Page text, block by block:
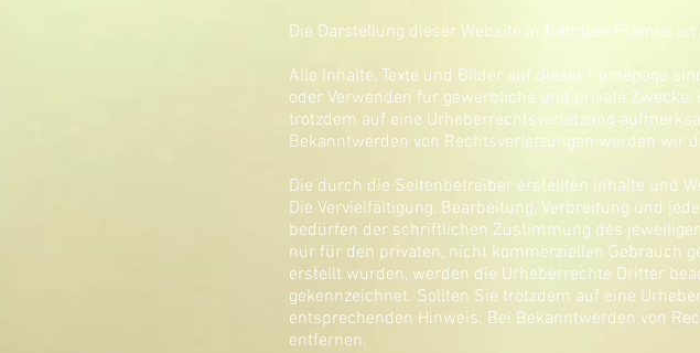
Die Darstellung dieser Website in fremden Frames
Alle Inhalte, Texte und Bilder auf dieser Homepage
oder Verwenden für gewerbliche und private
trotzdem auf eine Urheberrechtsverletzung
Bekanntwerden von Rechtsverletzungen werden wir
Die durch die Seitenbetreiber erstellten Inhalte und
Die Vervielfältigung, Bearbeitung, Verbreitung und
bedürfen der schriftlichen Zustimmung des
nur für den privaten, nicht kommerziellen Gebrauch
erstellt wurden, werden die Urheberrechte Dritter
gekennzeichnet. Sollten Sie trotzdem auf eine
entsprechenden Hinweis. Bei Bekanntwerden von
entfernen.